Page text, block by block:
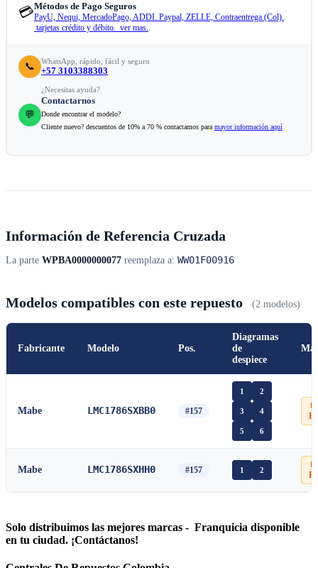
💳Métodos de Pago Seguros
PayU, Nequi, MercadoPago, ADDI. Paypal, ZELLE, Contraentrega (Col).
tarjetas crédito y débito. ver mas..
📞 WhatsApp, rápido, fácil y seguro
+57 3103388303
💬
¿Necesitas ayuda?
Contactarnos
Donde encontrar el modelo?
Cliente nuevo? descuentos de 10% a 70 % contactamos para mayor información aquí
Información de Referencia Cruzada
La parte WPBA0000000077 reemplaza a: WW01F00916
Modelos compatibles con este repuesto (2 modelos)
Fabricante Modelo Pos.
Diagramas
de
despiece
Mabe LMC1786SXBB0 #157
1 2
3 4
5 6
📄
Mabe LMC1786SXHH0 #157 1 2
📄
Solo distribuimos las mejores marcas - Franquicia disponible
en tu ciudad. ¡Contáctanos!